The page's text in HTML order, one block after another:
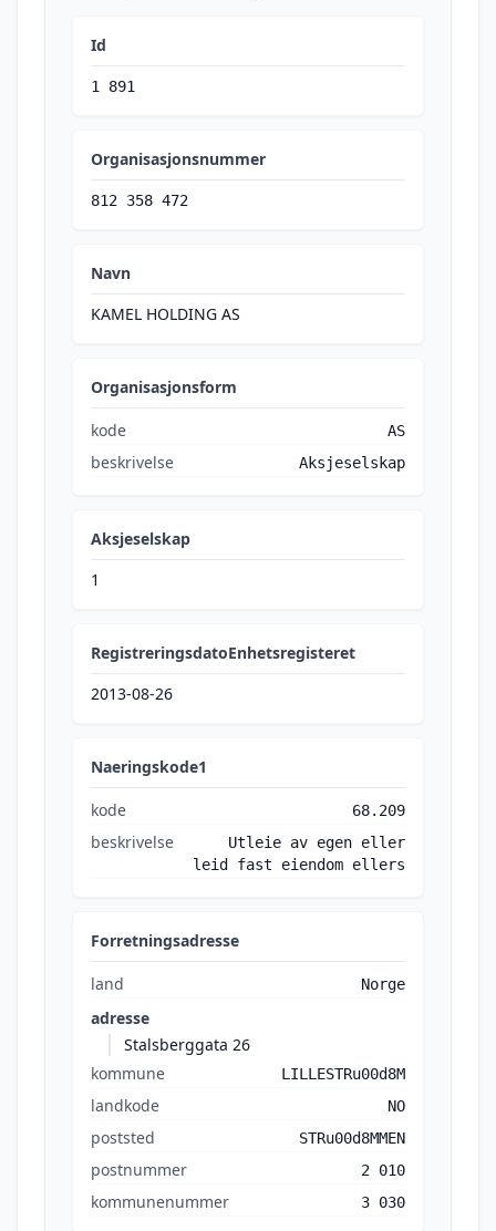
Id
1 891
Organisasjonsnummer
812 358 472
Navn
KAMEL HOLDING AS
Organisasjonsform
kode AS
beskrivelse Aksjeselskap
Aksjeselskap
1
RegistreringsdatoEnhetsregisteret
2013-08-26
Naeringskode1
kode 68.209
beskrivelse
Utleie av egen eller
leid fast eiendom ellers
Forretningsadresse
land Norge
adresse
Stalsberggata 26
kommune
LILLESTRu00d8M
landkode NO
poststed STRu00d8MMEN
postnummer 2 010
kommunenummer 3 030